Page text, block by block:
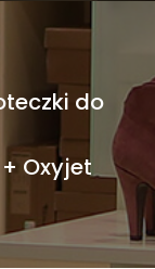
do
Oxyjet